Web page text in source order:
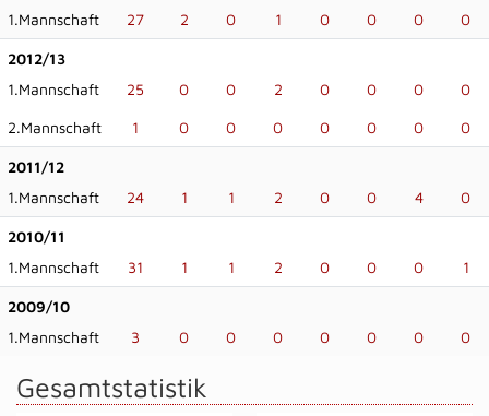
1.Mannschaft
27 2 0 1 0 0 0 0
2012/13
1.Mannschaft
25 0 0 2 0 0 0 0
2.Mannschaft 1 0 0 0 0 0 0 0
2011/12
1.Mannschaft
24 1 1 2 0 0 4 0
2010/11
1.Mannschaft
31 1 1 2 0 0 0 1
2009/10
1.Mannschaft
3 0 0 0 0 0 0 0
Gesamtstatistik